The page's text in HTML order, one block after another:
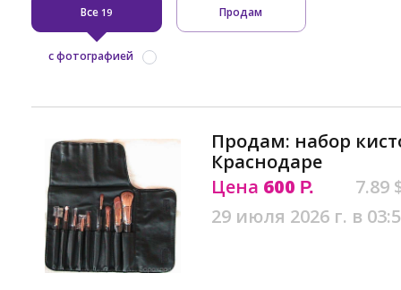
Все 19 Продам
с фотографией
Продам: набор
Краснодаре
Цена 600 Р.
7.89
29 июля 2026 г. в